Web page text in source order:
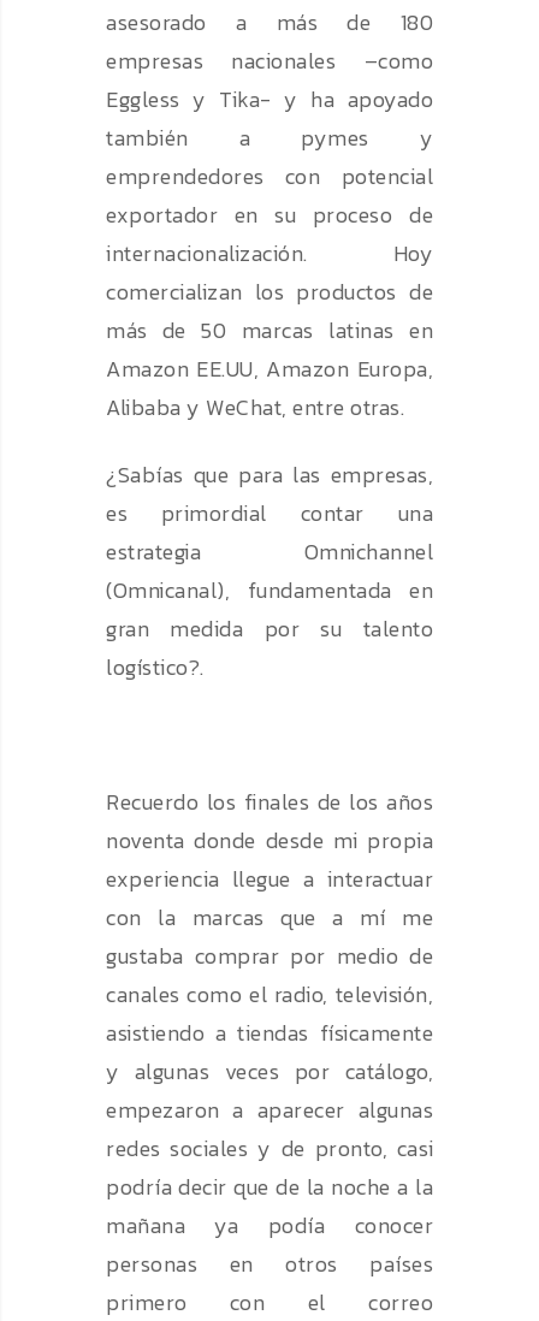
asesorado a más de 180
empresas nacionales –como
Eggless y Tika- y ha apoyado
también a pymes y
emprendedores con potencial
exportador en su proceso de
internacionalización. Hoy
comercializan los productos de
más de 50 marcas latinas en
Amazon EE.UU, Amazon Europa,
Alibaba y WeChat, entre otras.
¿Sabías que para las empresas,
es primordial contar una
estrategia Omnichannel
(Omnicanal), fundamentada en
gran medida por su talento
logístico?.
Recuerdo los finales de los años
noventa donde desde mi propia
experiencia llegue a interactuar
con la marcas que a mí me
gustaba comprar por medio de
canales como el radio, televisión,
asistiendo a tiendas físicamente
y algunas veces por catálogo,
empezaron a aparecer algunas
redes sociales y de pronto, casi
podría decir que de la noche a la
mañana ya podía conocer
personas en otros países
primero con el correo